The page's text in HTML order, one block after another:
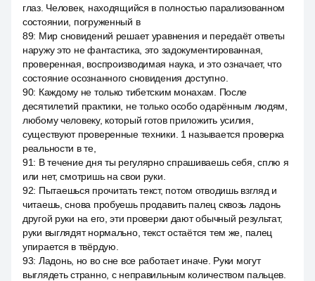
глаз. Человек, находящийся в полностью парализованном
состоянии, погруженный в
89: Мир сновидений решает уравнения и передаёт ответы
наружу это не фантастика, это задокументированная,
проверенная, воспроизводимая наука, и это означает, что
состояние осознанного сновидения доступно.
90: Каждому не только тибетским монахам. После
десятилетий практики, не только особо одарённым людям,
любому человеку, который готов приложить усилия,
существуют проверенные техники. 1 называется проверка
реальности в те,
91: В течение дня ты регулярно спрашиваешь себя, сплю я
или нет, смотришь на свои руки.
92: Пытаешься прочитать текст, потом отводишь взгляд и
читаешь, снова пробуешь продавить палец сквозь ладонь
другой руки на его, эти проверки дают обычный результат,
руки выглядят нормально, текст остаётся тем же, палец
упирается в твёрдую.
93: Ладонь, но во сне все работает иначе. Руки могут
выглядеть странно, с неправильным количеством пальцев.